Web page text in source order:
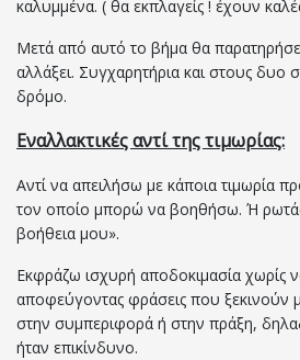
καλυμμένα. ( θα εκπλαγείς ! έχουν
Μετά από αυτό το βήμα θα
αλλάξει. Συγχαρητήρια και στους δυο
δρόμο.
Εναλλακτικές αντί της τιμωρίας:
Αντί να απειλήσω με κάποια τιμωρία
τον οποίο μπορώ να βοηθήσω. Ή
βοήθεια μου».
Εκφράζω ισχυρή αποδοκιμασία χωρίς
αποφεύγοντας φράσεις που ξεκινούν
στην συμπεριφορά ή στην πράξη,
ήταν επικίνδυνο.